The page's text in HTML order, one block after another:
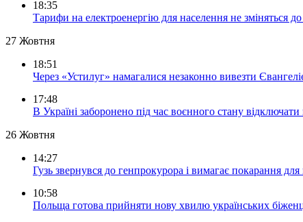
18:35
Тарифи на електроенергію для населення не зміняться
27 Жовтня
18:51
Через «Устилуг» намагалися незаконно вивезти
17:48
В Україні заборонено під час воєнного стану
26 Жовтня
14:27
Гузь звернувся до генпрокурора і вимагає покарання
10:58
Польща готова прийняти нову хвилю українських